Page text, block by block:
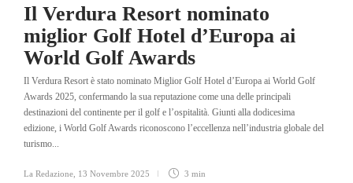
Il Verdura Resort nominato
miglior Golf Hotel d’Europa ai
World Golf Awards
Il Verdura Resort è stato nominato Miglior Golf Hotel d’Europa ai World Golf
Awards 2025, confermando la sua reputazione come una delle principali
destinazioni del continente per il golf e l’ospitalità. Giunti alla dodicesima
edizione, i World Golf Awards riconoscono l’eccellenza nell’industria globale del
turismo...
La Redazione 13 Novembre 2025 3 min